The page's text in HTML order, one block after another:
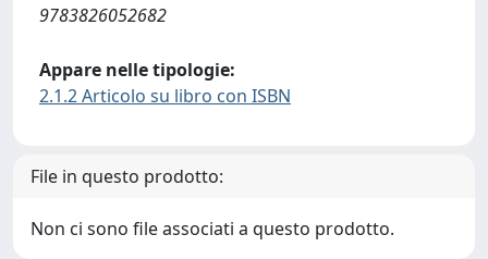
9783826052682
Appare nelle tipologie:
2.1.2 Articolo su libro con ISBN
File in questo prodotto:
Non ci sono file associati a questo prodotto.